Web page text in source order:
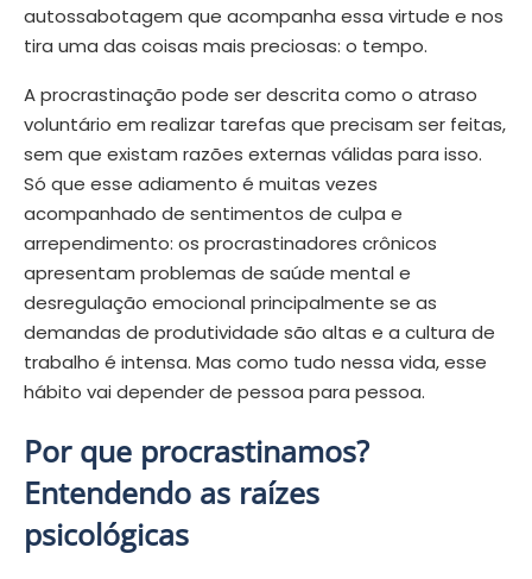
autossabotagem que acompanha essa virtude e nos
tira uma das coisas mais preciosas: o tempo.
A procrastinação pode ser descrita como o atraso
voluntário em realizar tarefas que precisam ser feitas,
sem que existam razões externas válidas para isso.
Só que esse adiamento é muitas vezes
acompanhado de sentimentos de culpa e
arrependimento: os procrastinadores crônicos
apresentam problemas de saúde mental e
desregulação emocional principalmente se as
demandas de produtividade são altas e a cultura de
trabalho é intensa. Mas como tudo nessa vida, esse
hábito vai depender de pessoa para pessoa.
Por que procrastinamos?
Entendendo as raízes
psicológicas